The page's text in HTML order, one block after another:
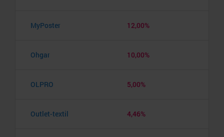
MyPoster 12,00%
Ohgar 10,00%
OLPRO 5,00%
Outlet-textil 4,46%